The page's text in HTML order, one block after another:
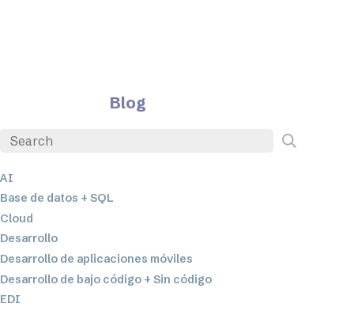
Blog
AI
Base de datos + SQL
Cloud
Desarrollo
Desarrollo de aplicaciones móviles
Desarrollo de bajo código + Sin código
EDI